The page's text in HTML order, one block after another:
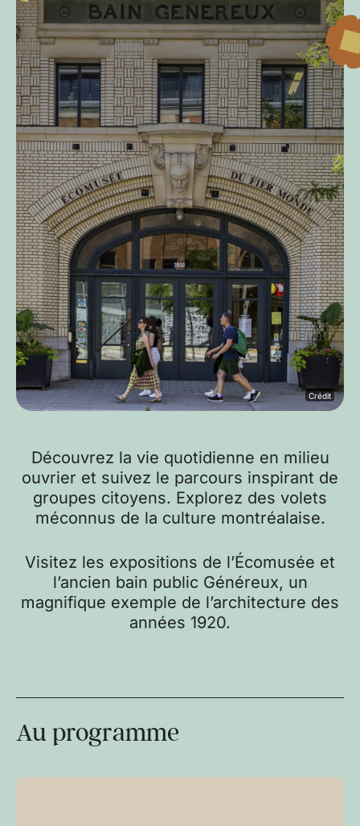
Crédit
Découvrez la vie quotidienne en milieu
ouvrier et suivez le parcours inspirant de
groupes citoyens. Explorez des volets
méconnus de la culture montréalaise.
Visitez les expositions de l’Écomusée et
l’ancien bain public Généreux, un
magnifique exemple de l’architecture des
années 1920.
Au programme